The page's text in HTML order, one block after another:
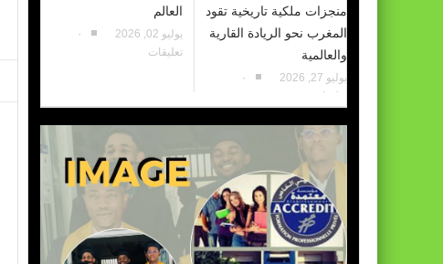
منجزات ملكية تاريخية تقود
المغرب نحو الريادة القارية
والعالمية
يوليو 27, 2026
٠
تعليقات
العالم
يوليو 02, 2026
٠
تعليقات